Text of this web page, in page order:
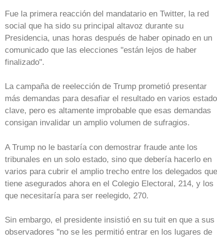
Fue la primera reacción del mandatario en Twitter, la red
social que ha sido su principal altavoz durante su
Presidencia, unas horas después de haber opinado en un
comunicado que las elecciones "están lejos de haber
finalizado".
La campaña de reelección de Trump prometió presentar
más demandas para desafiar el resultado en varios
clave, pero es altamente improbable que esas demandas
consigan invalidar un amplio volumen de sufragios.
A Trump no le bastaría con demostrar fraude ante los
tribunales en un solo estado, sino que debería hacerlo en
varios para cubrir el amplio trecho entre los delegados que
tiene asegurados ahora en el Colegio Electoral, 214, y los
que necesitaría para ser reelegido, 270.
Sin embargo, el presidente insistió en su tuit en que a sus
observadores "no se les permitió entrar en los lugares de